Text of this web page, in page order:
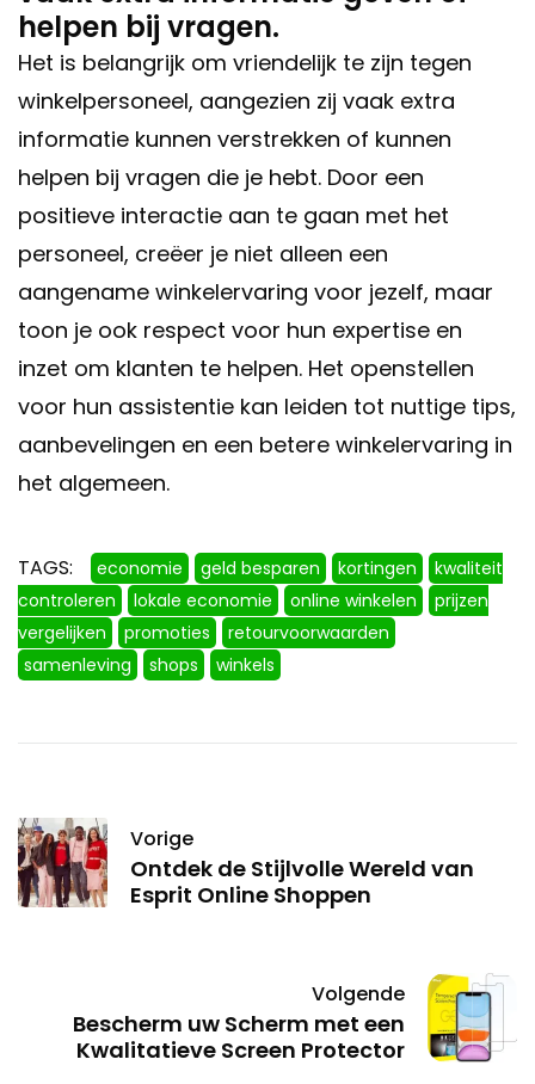
helpen bij vragen.
Het is belangrijk om vriendelijk te zijn tegen
winkelpersoneel, aangezien zij vaak extra
informatie kunnen verstrekken of kunnen
helpen bij vragen die je hebt. Door een
positieve interactie aan te gaan met het
personeel, creëer je niet alleen een
aangename winkelervaring voor jezelf, maar
toon je ook respect voor hun expertise en
inzet om klanten te helpen. Het openstellen
voor hun assistentie kan leiden tot nuttige tips,
aanbevelingen en een betere winkelervaring in
het algemeen.
TAGS: economie geld besparen kortingen
kwaliteit
controleren
lokale economie online winkelen
prijzen
vergelijken
promoties
retourvoorwaarden
samenleving
shops winkels
Vorige
Ontdek de Stijlvolle Wereld van
Esprit Online Shoppen
Volgende
Bescherm uw Scherm met een
Kwalitatieve Screen Protector